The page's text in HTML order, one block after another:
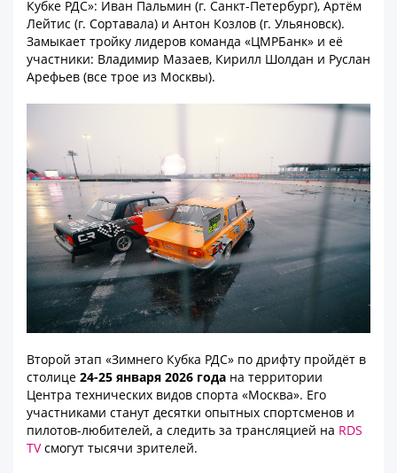
Кубке РДС»: Иван Пальмин (г. Санкт-Петербург), Артём
Лейтис (г. Сортавала) и Антон Козлов (г. Ульяновск).
Замыкает тройку лидеров команда «ЦМРБанк» и её
участники: Владимир Мазаев, Кирилл Шолдан и Руслан
Арефьев (все трое из Москвы).
Второй этап «Зимнего Кубка РДС» по дрифту пройдёт в
столице 24-25 января 2026 года на территории
Центра технических видов спорта «Москва». Его
участниками станут десятки опытных спортсменов и
пилотов-любителей, а следить за трансляцией на RDS
TVсмогут тысячи зрителей.